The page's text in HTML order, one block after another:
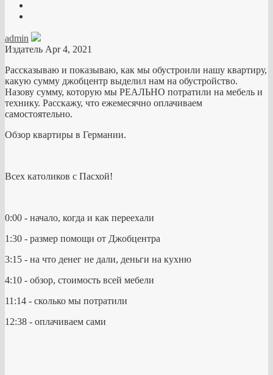
admin
Издатель Apr 4, 2021
Рассказываю и показываю, как мы обустроили нашу квартиру,
какую сумму джобцентр выделил нам на обустройство.
Назову сумму, которую мы РЕАЛЬНО потратили на мебель и
технику. Расскажу, что ежемесячно оплачиваем
самостоятельно.
Обзор квартиры в Германии.
Всех католиков с Пасхой!
0:00 - начало, когда и как переехали
1:30 - размер помощи от Джобцентра
3:15 - на что денег не дали, деньги на кухню
4:10 - обзор, стоимость всей мебели
11:14 - сколько мы потратили
12:38 - оплачиваем сами